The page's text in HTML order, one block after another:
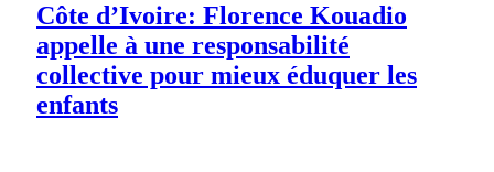
Côte d’Ivoire: Florence Kouadio
appelle à une responsabilité
collective pour mieux éduquer les
enfants